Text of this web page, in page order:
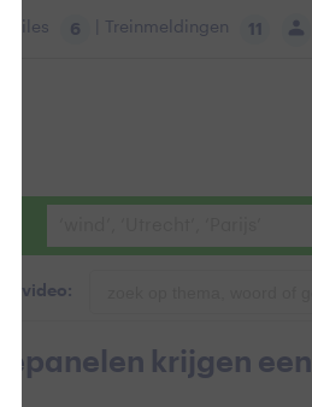
Files 6 | Treinmeldingen 11
& video:
krijgen een